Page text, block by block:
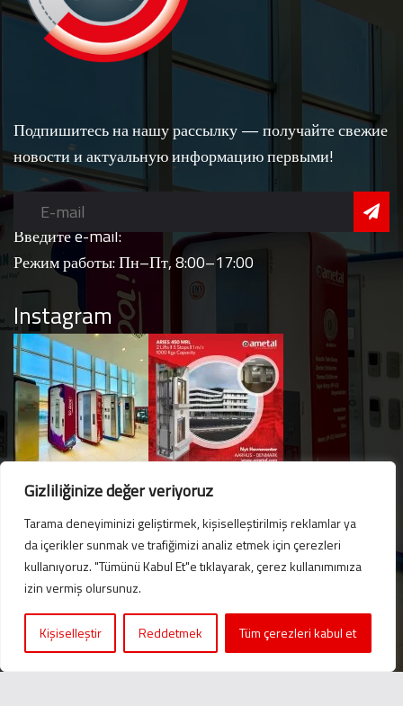
Gizliliğinize değer veriyoruz
Tarama deneyiminizi geliştirmek, kişiselleştirilmiş reklamlar ya
da içerikler sunmak ve trafiğimizi analiz etmek için çerezleri
kullanıyoruz. "Tümünü Kabul Et"e tıklayarak, çerez kullanımımıza
izin vermiş olursunuz.
Kişiselleştir Reddetmek Tüm çerezleri kabul et
Подпишитесь на нашу рассылку — получайте свежие
новости и актуальную информацию первыми!
Введите e-mail:
Режим работы: Пн–Пт, 8:00–17:00
Instagram
Hello. Got questions?
Let's talk on WhatsApp!